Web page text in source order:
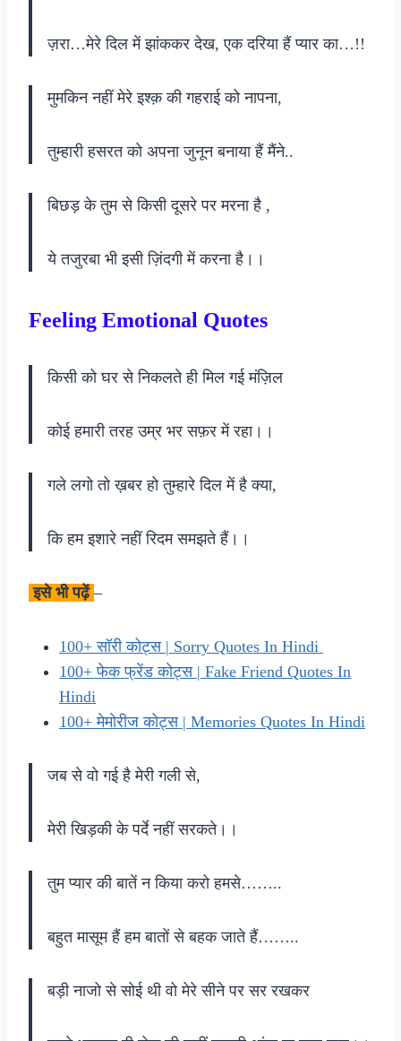
ज़रा…मेरे दिल में झांककर देख, एक दरिया हैं प्यार का…!!
मुमकिन नहीं मेरे इश्क़ की गहराई को नापना,
तुम्हारी हसरत को अपना जुनून बनाया हैं मैंने..
बिछड़ के तुम से किसी दूसरे पर मरना है ,
ये तजुरबा भी इसी ज़िंदगी में करना है।।
Feeling Emotional Quotes
किसी को घर से निकलते ही मिल गई मंज़िल
कोई हमारी तरह उम्र भर सफ़र में रहा।।
गले लगो तो ख़बर हो तुम्हारे दिल में है क्या,
कि हम इशारे नहीं रिदम समझते हैं।।
इसे भी पढ़ें –
100+ सॉरी कोट्स | Sorry Quotes In Hindi
100+ फेक फ्रेंड कोट्स | Fake Friend Quotes In
Hindi
100+ मेमोरीज कोट्स | Memories Quotes In Hindi
जब से वो गई है मेरी गली से,
मेरी खिड़की के पर्दे नहीं सरकते।।
तुम प्यार की बातें न किया करो हमसे……..
बहुत मासूम हैं हम बातों से बहक जाते हैं……..
बड़ी नाजो से सोई थी वो मेरे सीने पर सर रखकर